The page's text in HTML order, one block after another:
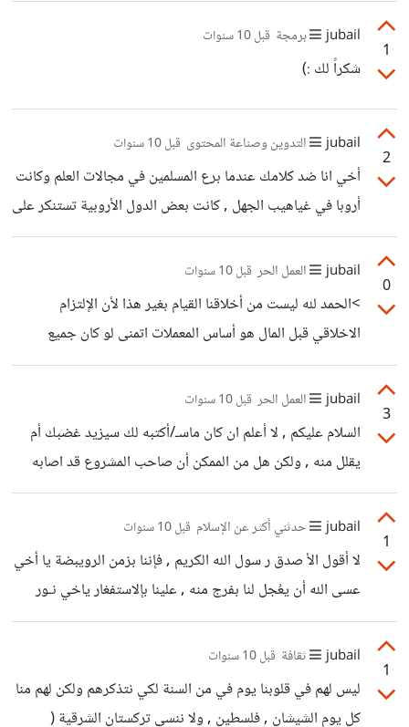
1
jubail برمجة قبل 10 سنوات
شكراً لك :)
2
jubail التدوين وصناعة المحتوى قبل 10 سنوات
أخي انا ضد كلامك عندما برع المسلمين في مجالات العلم وكانت
أروبا في غياهيب الجهل , كانت بعض الدول الأروبية تستنكر على
أفراد مجتمعها أذا أتبعو هذه العلوم أو درسوها من علم الرياضيات
والفلك والكيمياء وغيرها وكان من الممكن أن ينادى صاحبها
بالساحر او يتعرض لمحاكمة على الهرطقة, ولكنهم تيقنو في أخر
الأمر أن هذه العلوم هي التي تقدم الأمم إلى الأمام فلم لانتبعهم
لناخذ العلم النافع الجيد ونطور أنفسنا ونتطور, أما بخصوص
0
jubail العمل الحر قبل 10 سنوات
>الحمد لله ليست من أخلاقنا القيام بغير هذا لأن الإلتزام
الاخلاقي قبل المال هو أساس المعملات اتمنى لو كان جميع
الاشخاص المستقلين مثلك, لاني عانيت الكثير منهم ولكن كلامك
مريح , واتمنى ان يكون هناك بيننا عمل أن شاءلله , بارك الله فيك
3
jubail العمل الحر قبل 10 سنوات
السلام عليكم , لا أعلم ان كان ماسـ/أكتبه لك سيزيد غضبك أم
يقلل منه , ولكن هل من الممكن أن صاحب المشروع قد اصابه
عارض من عوارض الحياه حادث او سجن ... ألخ أما بالنسبة
لشركة مستقل تستطيع التواصل معهم ومراسلتهم مره ومرتين
هذا اذ قامو باخذ المبالع التي دفعها العميل لهم أما ان كنت تريد
ان يقومو بتعويضك عن عملك للعميل فهذا شي أخر , اسال الله
1
jubail حدثني أكثر عن الإسلام قبل 10 سنوات
لا أقول الأ صدق ر سول الله الكريم , فإننا بزمن الرويبضة يا أخي
عسى الله أن يعُجل لنا بفرج منه , علينا بإلاستفغار ياخي نـور
1
jubail ثقافة قبل 10 سنوات
ليس لهم في قلوبنا يوم في من السنة لكي نتذكرهم ولكن لهم منا
كل يوم الشيشان , فلسطين , ولا ننسى تركستان الشرقية (